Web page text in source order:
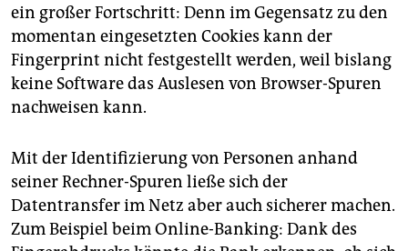
ein großer Fortschritt: Denn im Gegensatz zu den
momentan eingesetzten Cookies kann der
Fingerprint nicht festgestellt werden, weil bislang
keine Software das Auslesen von Browser-Spuren
nachweisen kann.
Mit der Identifizierung von Personen anhand
seiner Rechner-Spuren ließe sich der
Datentransfer im Netz aber auch sicherer machen.
Zum Beispiel beim Online-Banking: Dank des